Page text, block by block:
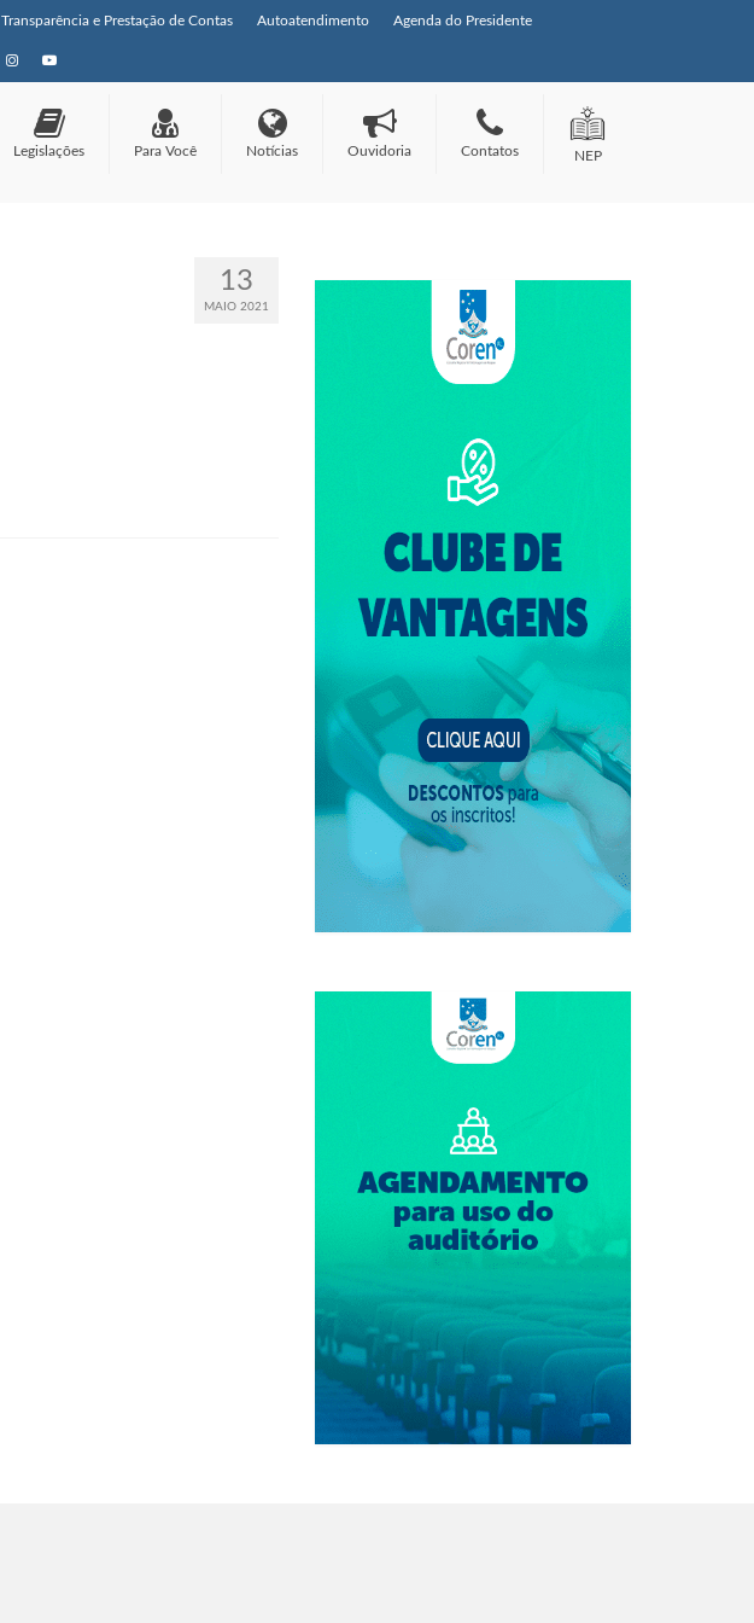
Transparência e Prestação de Contas Autoatendimento Agenda do Presidente
Legislações Para Você Notícias Ouvidoria Contatos NEP
13
MAIO 2021